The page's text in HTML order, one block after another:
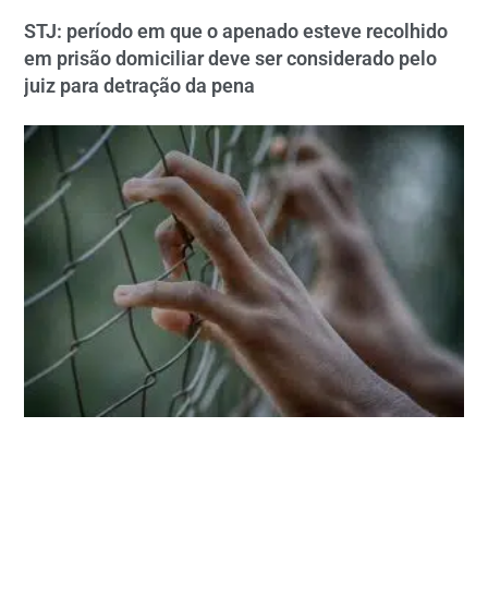
STJ: período em que o apenado esteve recolhido
em prisão domiciliar deve ser considerado pelo
juiz para detração da pena